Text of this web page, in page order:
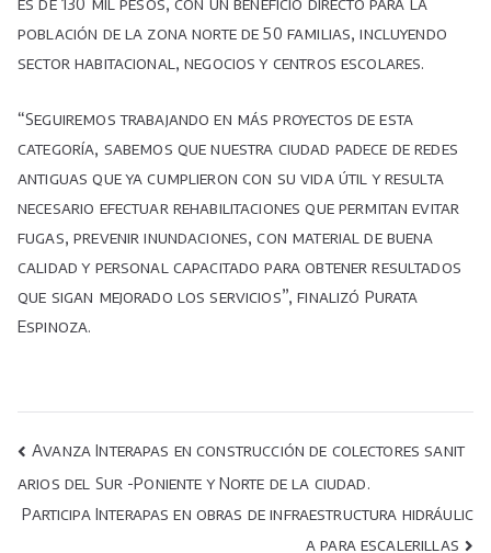
población de la zona norte de 50 familias, incluyendo
sector habitacional, negocios y centros escolares.
“Seguiremos trabajando en más proyectos de esta
categoría, sabemos que nuestra ciudad padece de redes
antiguas que ya cumplieron con su vida útil y resulta
necesario efectuar rehabilitaciones que permitan evitar
fugas, prevenir inundaciones, con material de buena
calidad y personal capacitado para obtener resultados
que sigan mejorado los servicios”, finalizó Purata
Espinoza.
Navegación
de
Avanza Interapas en construcción de colectores sanit
arios del Sur -Poniente y Norte de la ciudad.
Participa Interapas en obras de infraestructura hidráulic
a para escalerillas